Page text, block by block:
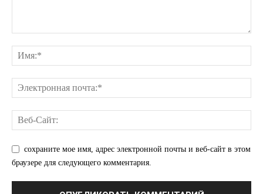
сохраните мое имя, адрес электронной почты и веб-сайт в этом
браузере для следующего комментария.